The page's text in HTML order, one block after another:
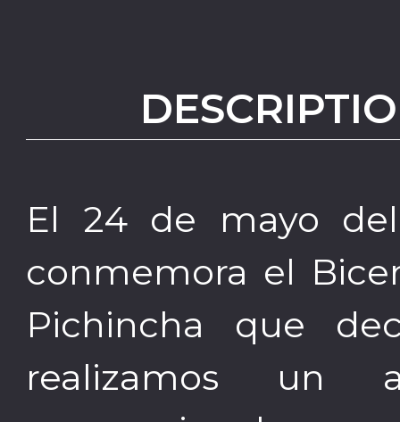
El 24 de mayo
conmemora el
Pichincha que
realizamos un